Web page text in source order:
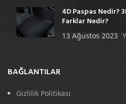
4D Paspas Nedir?
Farklar Nedir?
13 Ağustos 2023
BAĞLANTILAR
Gizlilik Politikası